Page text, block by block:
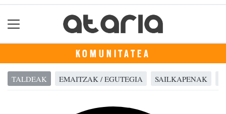
KOMUNITATEA
TALDEAK EMAITZAK / EGUTEGIA SAILKAPENAK